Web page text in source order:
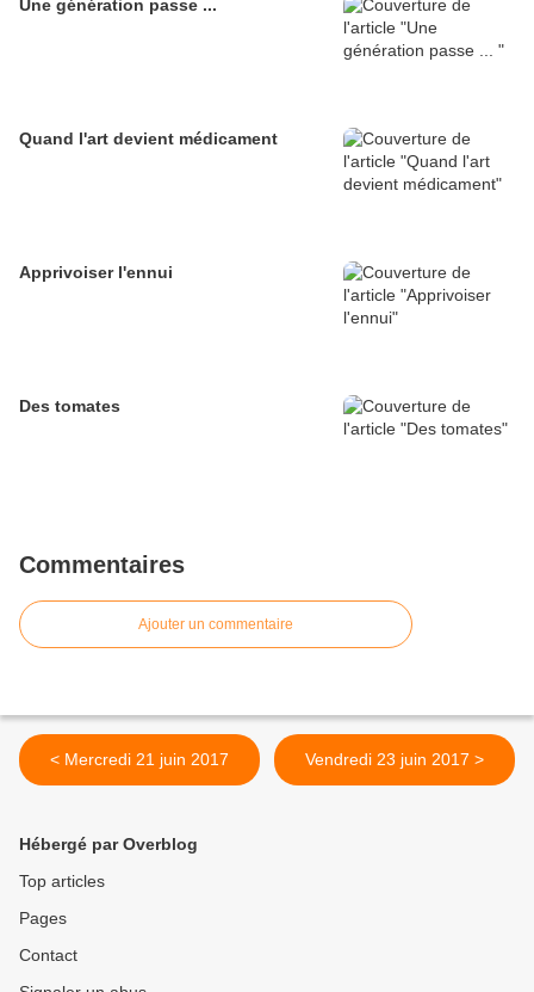
Une génération passe ...
Quand l'art devient médicament
Apprivoiser l'ennui
Des tomates
Commentaires
Ajouter un commentaire
< Mercredi 21 juin 2017 Vendredi 23 juin 2017 >
Hébergé par Overblog
Top articles
Pages
Contact